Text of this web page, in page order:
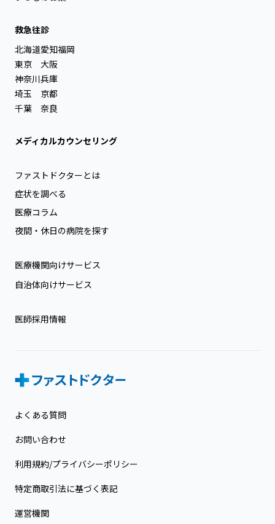
救急往診
北海道
東京
神奈川
埼玉
千葉
愛知
大阪
兵庫
京都
奈良
福岡
メディカルカウンセリング
ファストドクターとは
症状を調べる
医療コラム
夜間・休日の病院を探す
医療機関向けサービス
自治体向けサービス
医師採用情報
よくある質問
お問い合わせ
利用規約/プライバシーポリシー
特定商取引法に基づく表記
運営機関